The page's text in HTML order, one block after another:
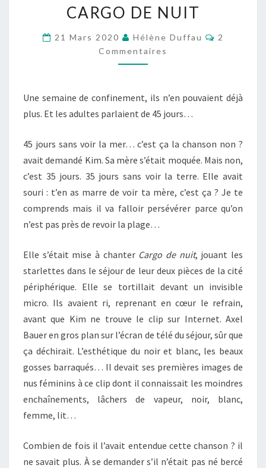
DE
CARGO DE NUIT
21 Mars 2020 Hélène Duffau
2
Commentaires
Une semaine de confinement, ils n’en pouvaient déjà
plus. Et les adultes parlaient de 45 jours…
45 jours sans voir la mer… c’est ça la chanson non ?
avait demandé Kim. Sa mère s’était moquée. Mais non,
c’est 35 jours. 35 jours sans voir la terre. Elle avait
souri : t’en as marre de voir ta mère, c’est ça ? Je te
comprends mais il va falloir persévérer parce qu’on
n’est pas près de revoir la plage…
Elle s’était mise à chanter Cargo de nuit, jouant les
starlettes dans le séjour de leur deux pièces de la cité
périphérique. Elle se tortillait devant un invisible
micro. Ils avaient ri, reprenant en cœur le refrain,
avant que Kim ne trouve le clip sur Internet. Axel
Bauer en gros plan sur l’écran de télé du séjour, sûr que
ça déchirait. L’esthétique du noir et blanc, les beaux
gosses barraqués… Il devait ses premières images de
nus féminins à ce clip dont il connaissait les moindres
enchaînements, lâchers de vapeur, noir, blanc,
femme, lit…
Combien de fois il l’avait entendue cette chanson ? il
ne savait plus. À se demander s’il n’était pas né bercé